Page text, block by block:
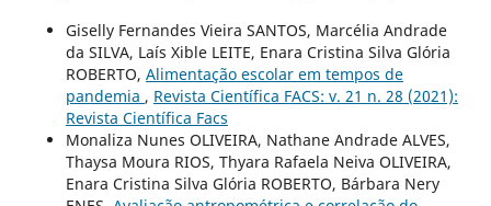
Giselly Fernandes Vieira SANTOS, Marcélia Andrade
da SILVA, Laís Xible LEITE, Enara Cristina Silva Glória
ROBERTO, Alimentação escolar em tempos de
pandemia , Revista Científica FACS: v. 21 n. 28 (2021):
Revista Científica Facs
Monaliza Nunes OLIVEIRA, Nathane Andrade ALVES,
Thaysa Moura RIOS, Thyara Rafaela Neiva OLIVEIRA,
Enara Cristina Silva Glória ROBERTO, Bárbara Nery